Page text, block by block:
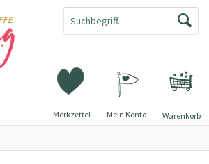
Warenkorb
Merkzettel Mein Konto